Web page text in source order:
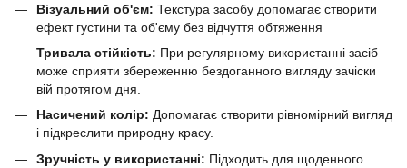
Візуальний об'єм: Текстура засобу допомагає створити
ефект густини та об'єму без відчуття обтяження
Тривала стійкість: При регулярному використанні засіб
може сприяти збереженню бездоганного вигляду зачіски
вій протягом дня.
Насичений колір: Допомагає створити рівномірний вигляд
і підкреслити природну красу.
Зручність у використанні: Підходить для щоденного